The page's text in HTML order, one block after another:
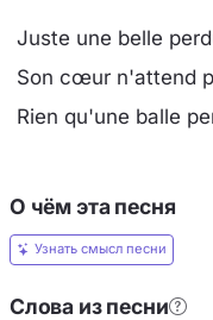
Juste une belle
Son cœur n'attend
Rien qu'une balle
О чём эта песня
Узнать смысл песни
Слова из песни